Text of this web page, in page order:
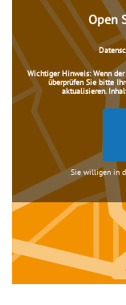
Open
Wichtiger Hinweis:Wenn der
überprüfen Sie bitte
aktualisieren.
Sie willigen in